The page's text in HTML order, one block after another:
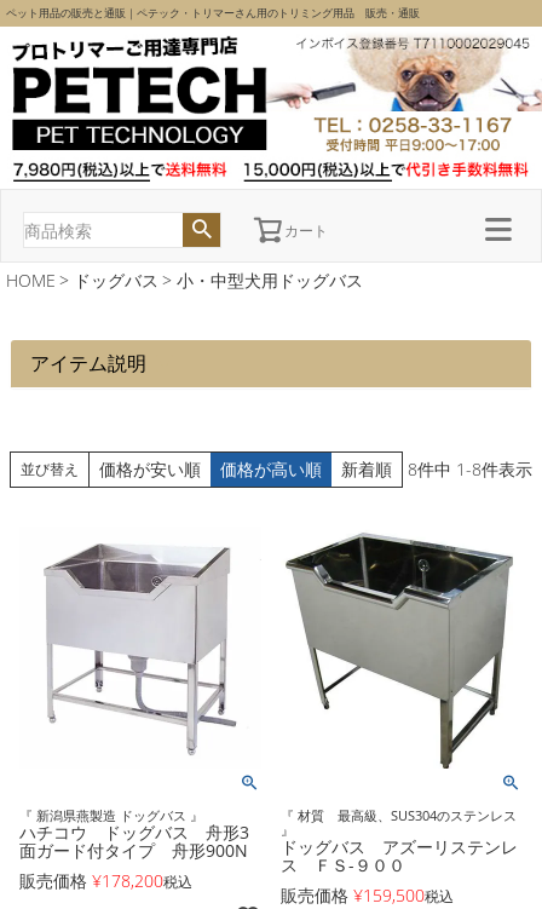
ペット用品の販売と通販｜ペテック・トリマーさん用のトリミング用品 販売・通販
カート
HOME ドッグバス 小・中型犬用ドッグバス
アイテム説明
並び替え 価格が安い順 価格が高い順 新着順 8件中 1-8件表示
『 新潟県燕製造 ドッグバス 』
ハチコウ ドッグバス 舟形3
面ガード付タイプ 舟形900N
販売価格 ¥178,200税込
『 材質 最高級、SUS304のステンレス
』
ドッグバス アズーリステンレ
ス ＦＳ-９００
販売価格 ¥159,500税込